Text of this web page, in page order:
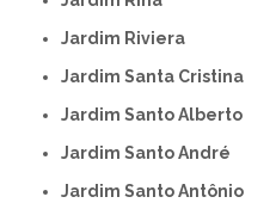
Jardim Riviera
Jardim Santa Cristina
Jardim Santo Alberto
Jardim Santo André
Jardim Santo Antônio